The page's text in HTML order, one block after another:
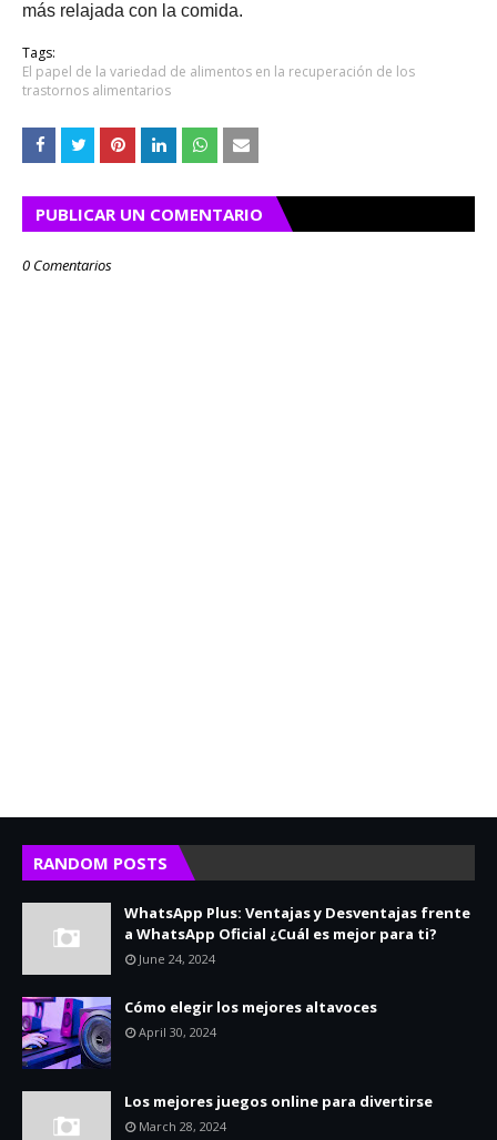
más relajada con la comida.
Tags:
El papel de la variedad de alimentos en la recuperación de los
trastornos alimentarios
PUBLICAR UN COMENTARIO
0 Comentarios
RANDOM POSTS
WhatsApp Plus: Ventajas y Desventajas frente
a WhatsApp Oficial ¿Cuál es mejor para ti?
June 24, 2024
Cómo elegir los mejores altavoces
April 30, 2024
Los mejores juegos online para divertirse
March 28, 2024